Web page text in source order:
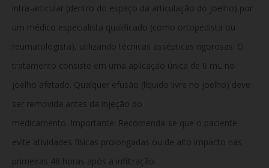
intra-articular (dentro do espaço da articulação do joelho) por
um médico especialista qualificado (como ortopedista ou
reumatologista), utilizando técnicas assépticas rigorosas. O
tratamento consiste em uma aplicação única de 6 mL no
joelho afetado. Qualquer efusão (líquido livre no joelho) deve
ser removida antes da injeção do
medicamento. Importante: Recomenda-se que o paciente
evite atividades físicas prolongadas ou de alto impacto nas
primeiras 48 horas após a infiltração.